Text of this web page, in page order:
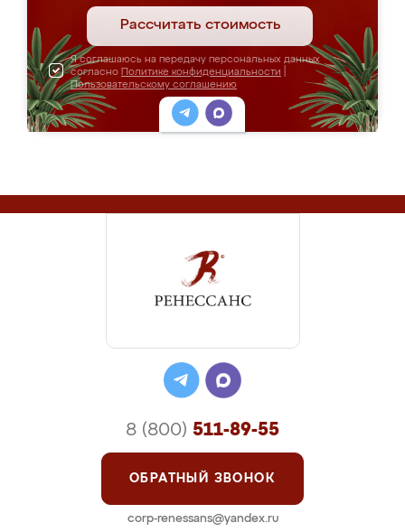
Рассчитать стоимость
Я соглашаюсь на передачу персональных данных
согласно Политике конфиденциальности
Пользовательскому соглашению
8 (800) 511-89-55
ОБРАТНЫЙ ЗВОНОК
corp-renessans@yandex.ru